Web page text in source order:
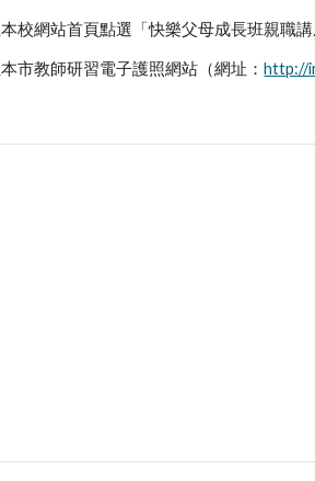
校網站首頁點選「快樂父母成長班親職
市教師研習電子護照網站（網址：http://